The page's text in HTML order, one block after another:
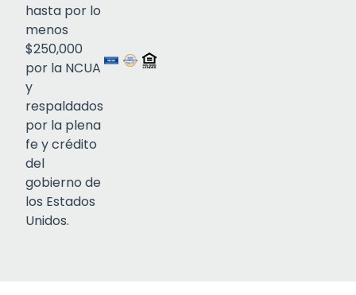
hasta por lo
menos
$250,000
por la NCUA
y
respaldados
por la plena
fe y crédito
del
gobierno de
los Estados
Unidos.